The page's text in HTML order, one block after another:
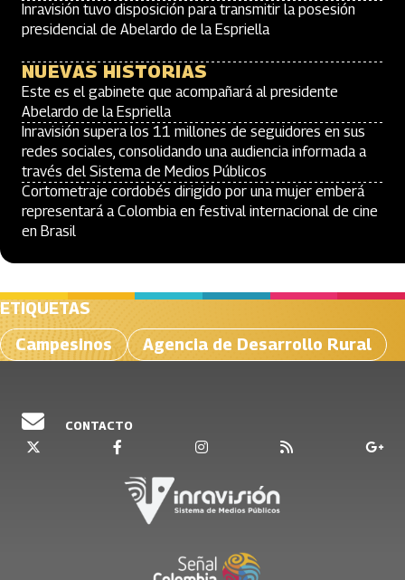
Inravisión tuvo disposición para transmitir la posesión
presidencial de Abelardo de la Espriella
NUEVAS HISTORIAS
Este es el gabinete que acompañará al presidente
Abelardo de la Espriella
Inravisión supera los 11 millones de seguidores en sus
redes sociales, consolidando una audiencia informada a
través del Sistema de Medios Públicos
Cortometraje cordobés dirigido por una mujer emberá
representará a Colombia en festival internacional de cine
en Brasil
ETIQUETAS
Campesinos
Agencia de Desarrollo Rural
CONTACTO